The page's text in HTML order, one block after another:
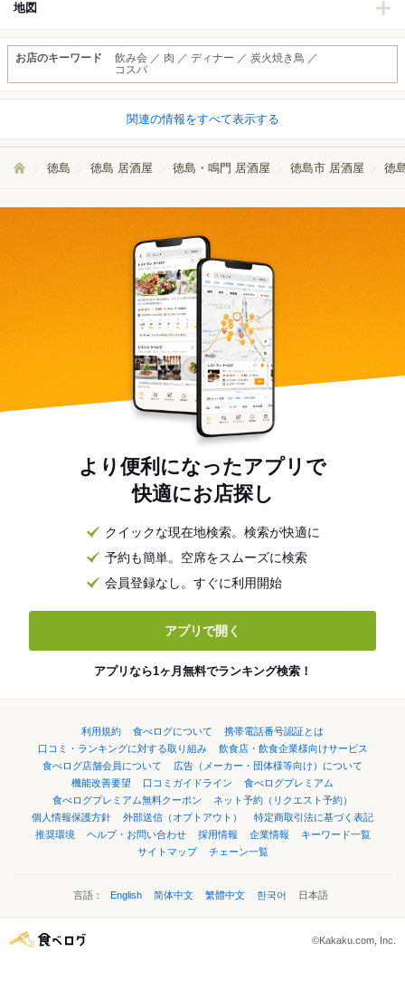
地図
お店のキーワード
飲み会 ／ 肉 ／ ディナー ／ 炭火焼き鳥 ／
コスパ
関連の情報をすべて表示する
徳島 徳島 居酒屋 徳島・鳴門 居酒屋 徳島市 居酒屋 徳
より便利になったアプリで
快適にお店探し
クイックな現在地検索。検索が快適に
予約も簡単。空席をスムーズに検索
会員登録なし。すぐに利用開始
アプリで開く
アプリなら1ヶ月無料でランキング検索！
利用規約 食べログについて
携帯電話番号認証とは
口コミ・ランキングに対する取り組み
飲食店・飲食企業様向けサービス
食べログ店舗会員について
広告（メーカー・団体様等向け）について
機能改善要望
口コミガイドライン
食べログプレミアム
食べログプレミアム無料クーポン
ネット予約（リクエスト予約）
個人情報保護方針
外部送信（オプトアウト）
特定商取引法に基づく表記
推奨環境
ヘルプ・お問い合わせ 採用情報 企業情報
キーワード一覧
サイトマップ
チェーン一覧
言語： English 简体中文 繁體中文 한국어 日本語
©Kakaku.com, Inc.